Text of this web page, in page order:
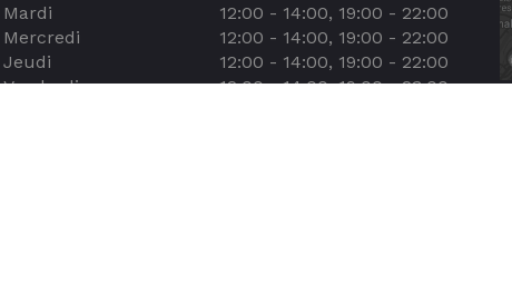
Mardi
12:00 - 14:00, 19:00 - 22:00
Mercredi
12:00 - 14:00, 19:00 - 22:00
Jeudi
12:00 - 14:00, 19:00 - 22:00
Vendredi
12:00 - 14:00, 19:00 - 23:00